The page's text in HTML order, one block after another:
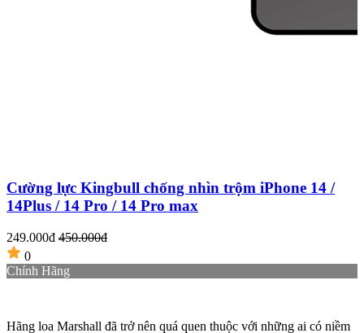
Cường lực Kingbull chống nhìn trộm iPhone 14 /
14Plus / 14 Pro / 14 Pro max
249.000đ 450.000đ
0
Chính Hãng
Hãng loa Marshall đã trở nên quá quen thuộc với những ai có niềm